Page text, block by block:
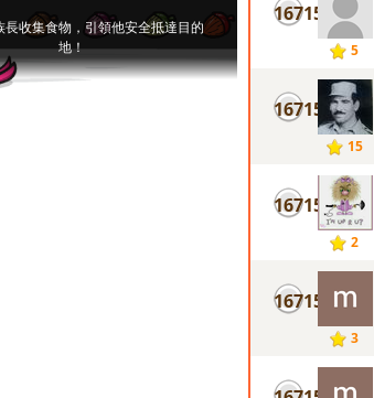
16715
5
16715
15
16715
2
16715
3